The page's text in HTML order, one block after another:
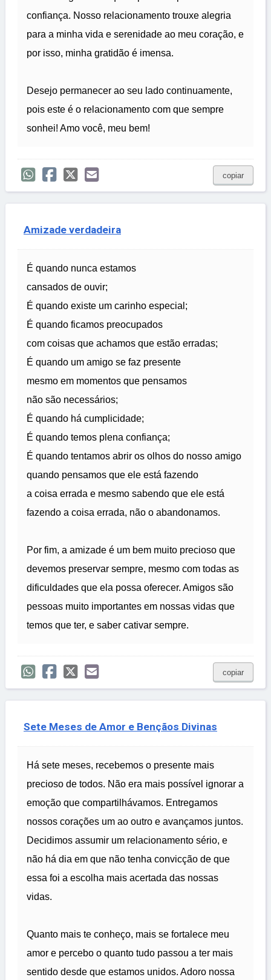
confiança. Nosso relacionamento trouxe alegria
para a minha vida e serenidade ao meu coração, e
por isso, minha gratidão é imensa.
Desejo permanecer ao seu lado continuamente,
pois este é o relacionamento com que sempre
sonhei! Amo você, meu bem!
copiar
Amizade verdadeira
É quando nunca estamos
cansados de ouvir;
É quando existe um carinho especial;
É quando ficamos preocupados
com coisas que achamos que estão erradas;
É quando um amigo se faz presente
mesmo em momentos que pensamos
não são necessários;
É quando há cumplicidade;
É quando temos plena confiança;
É quando tentamos abrir os olhos do nosso amigo
quando pensamos que ele está fazendo
a coisa errada e mesmo sabendo que ele está
fazendo a coisa errada, não o abandonamos.
Por fim, a amizade é um bem muito precioso que
devemos preservar sempre, mesmo com todas as
dificuldades que ela possa oferecer. Amigos são
pessoas muito importantes em nossas vidas que
temos que ter, e saber cativar sempre.
copiar
Sete Meses de Amor e Bençãos Divinas
Há sete meses, recebemos o presente mais
precioso de todos. Não era mais possível ignorar a
emoção que compartilhávamos. Entregamos
nossos corações um ao outro e avançamos juntos.
Decidimos assumir um relacionamento sério, e
não há dia em que não tenha convicção de que
essa foi a escolha mais acertada das nossas
vidas.
Quanto mais te conheço, mais se fortalece meu
amor e percebo o quanto tudo passou a ter mais
sentido desde que estamos unidos. Adoro nossa